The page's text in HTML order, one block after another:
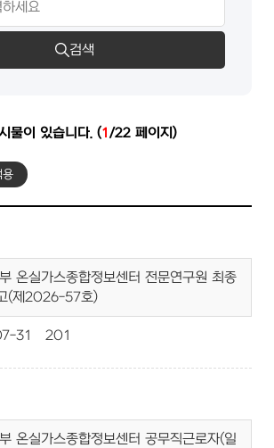
검색
물이 있습니다. (1/22 페이지)
용
온실가스종합정보센터 전문연구원 최종
(제2026-57호)
31 201
온실가스종합정보센터 공무직근로자(일